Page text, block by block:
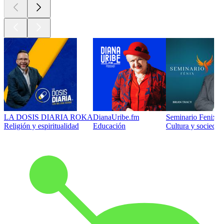
LA DOSIS DIARIA ROKA
Religión y espiritualidad
DianaUribe.fm
Educación
Seminario
Cultura y